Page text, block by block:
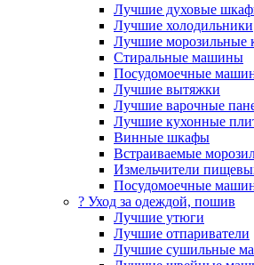
Лучшие духовые
Лучшие холодильники
Лучшие морозильные
Стиральные машины
Посудомоечные
Лучшие вытяжки
Лучшие варочные
Лучшие кухонные
Винные шкафы
Встраиваемые
Измельчители
Посудомоечные
? Уход за одеждой, пошив
Лучшие утюги
Лучшие отпариватели
Лучшие сушильные